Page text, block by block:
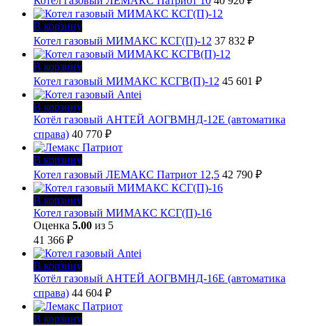
В корзину
Котел газовый МИМАКС КСГ(П)-12 37 832 ₽
В корзину
Котел газовый МИМАКС КСГВ(П)-12 45 601 ₽
В корзину
Котёл газовый АНТЕЙ АОГВМНД-12Е (автоматика
справа) 40 770 ₽
В корзину
Котел газовый ЛЕМАКС Патриот 12,5 42 790 ₽
В корзину
Котел газовый МИМАКС КСГ(П)-16
Оценка 5.00 из 5
41 366 ₽
В корзину
Котёл газовый АНТЕЙ АОГВМНД-16Е (автоматика
справа) 44 604 ₽
В корзину